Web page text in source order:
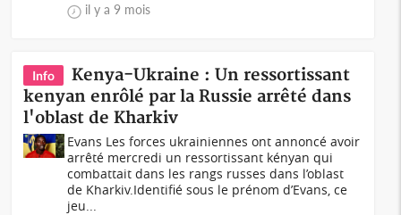
il y a 9 mois
Info
Kenya-Ukraine : Un ressortissant
kenyan enrôlé par la Russie arrêté dans
l'oblast de Kharkiv
Evans Les forces ukrainiennes ont annoncé avoir
arrêté mercredi un ressortissant kényan qui
combattait dans les rangs russes dans l’oblast
de Kharkiv.Identifié sous le prénom d’Evans, ce
jeu...